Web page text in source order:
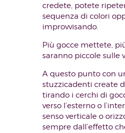
credete, potete
sequenza di colori
improvvisando.
Più gocce mettete,
saranno piccole sulle
A questo punto con
stuzzicadenti create
tirando i cerchi di
verso l’esterno o
senso verticale o
sempre dall’effetto